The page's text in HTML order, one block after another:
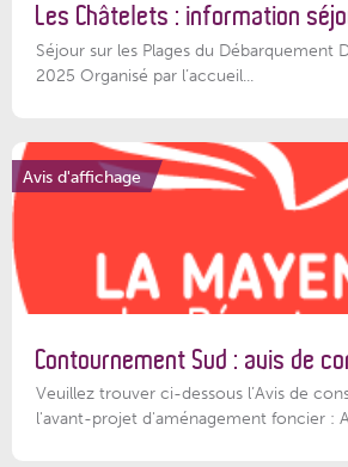
Les Châtelets : information
Séjour sur les Plages du Débarquement
2025 Organisé par l’accueil...
Avis d'affichage
Contournement Sud : avis de
Veuillez trouver ci-dessous l’Avis de
l'avant-projet d'aménagement foncier :